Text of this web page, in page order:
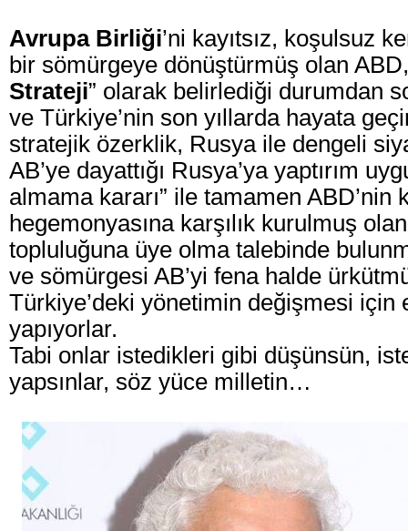
Avrupa Birliği’ni kayıtsız, koşulsuz
bir sömürgeye dönüştürmüş olan ABD,
Strateji” olarak belirlediği durumdan
ve Türkiye’nin son yıllarda hayata
stratejik özerklik, Rusya ile dengeli
AB’ye dayattığı Rusya’ya yaptırım
almama kararı” ile tamamen ABD’nin
hegemonyasına karşılık kurulmuş
topluluğuna üye olma talebinde
ve sömürgesi AB’yi fena halde
Türkiye’deki yönetimin değişmesi için
yapıyorlar.
Tabi onlar istedikleri gibi düşünsün,
yapsınlar, söz yüce milletin…